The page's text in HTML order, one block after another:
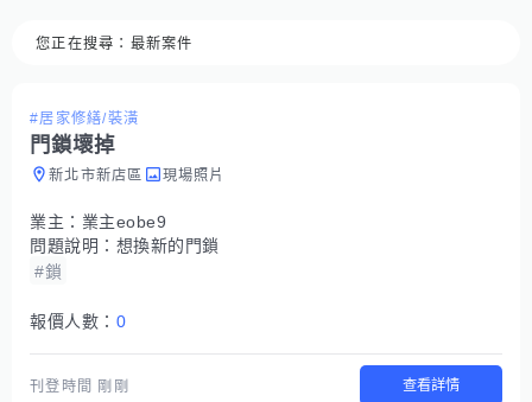
您正在搜尋： 最新案件
#居家修繕/裝潢
門鎖壞掉
新北市新店區 現場照片
業主： 業主eobe9
問題說明： 想換新的門鎖
#鎖
報價人數： 0
刊登時間 剛剛 查看詳情